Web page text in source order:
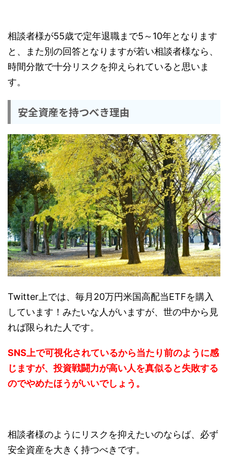
相談者様が55歳で定年退職まで5～10年となります
と、また別の回答となりますが若い相談者様なら、
時間分散で十分リスクを抑えられていると思いま
す。
安全資産を持つべき理由
Twitter上では、毎月20万円米国高配当ETFを購入
しています！みたいな人がいますが、世の中から見
れば限られた人です。
SNS上で可視化されているから当たり前のように感
じますが、投資戦闘力が高い人を真似ると失敗する
のでやめたほうがいいでしょう。
相談者様のようにリスクを抑えたいのならば、必ず
安全資産を大きく持つべきです。